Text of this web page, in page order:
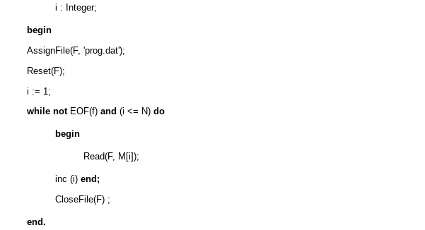
i : Integer;
begin
AssignFile(F, 'prog.dat');
Reset(F);
i := 1;
while not EOF(f) and (i <= N) do
begin
Read(F, M[i]);
inc (i) end;
CloseFile(F) ;
end.